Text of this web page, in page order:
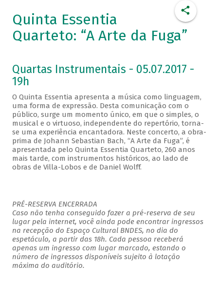
Quinta Essentia
Quarteto: “A Arte da Fuga”
Quartas Instrumentais - 05.07.2017 -
19h
O Quinta Essentia apresenta a música como linguagem,
uma forma de expressão. Desta comunicação com o
público, surge um momento único, em que o simples, o
musical e o virtuoso, independente do repertório, torna-
se uma experiência encantadora. Neste concerto, a obra-
prima de Johann Sebastian Bach, “A Arte da Fuga”, é
apresentada pelo Quinta Essentia Quarteto, 260 anos
mais tarde, com instrumentos históricos, ao lado de
obras de Villa-Lobos e de Daniel Wolff.
PRÉ-RESERVA ENCERRADA
Caso não tenha conseguido fazer a pré-reserva de seu
lugar pela internet, você ainda pode encontrar ingressos
na recepção do Espaço Cultural BNDES, no dia do
espetáculo, a partir das 18h. Cada pessoa receberá
apenas um ingresso com lugar marcado, estando o
número de ingressos disponíveis sujeito à lotação
máxima do auditório.